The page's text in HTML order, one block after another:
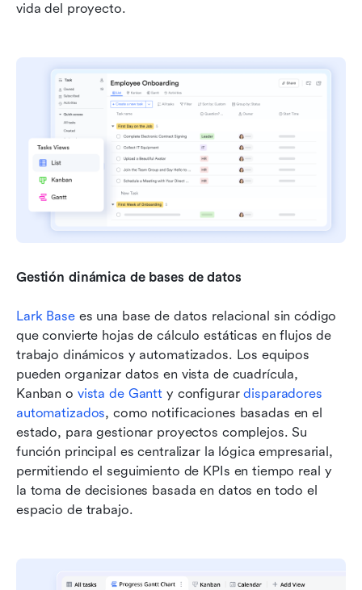
vida del proyecto.
Gestión dinámica de bases de datos
Lark Base es una base de datos relacional sin código
que convierte hojas de cálculo estáticas en flujos de
trabajo dinámicos y automatizados. Los equipos
pueden organizar datos en vista de cuadrícula,
Kanban o vista de Gantt y configurar disparadores
automatizados, como notificaciones basadas en el
estado, para gestionar proyectos complejos. Su
función principal es centralizar la lógica empresarial,
permitiendo el seguimiento de KPIs en tiempo real y
la toma de decisiones basada en datos en todo el
espacio de trabajo.